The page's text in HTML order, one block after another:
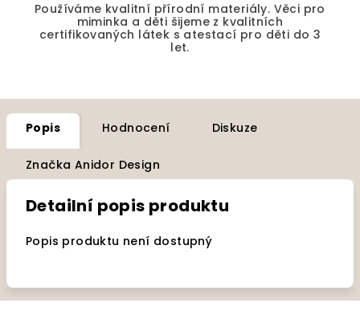
Používáme kvalitní přírodní materiály. Věci pro
miminka a děti šijeme z kvalitních
certifikovaných látek s atestací pro děti do 3
let.
Popis Hodnocení Diskuze
Značka Anidor Design
Detailní popis produktu
Popis produktu není dostupný